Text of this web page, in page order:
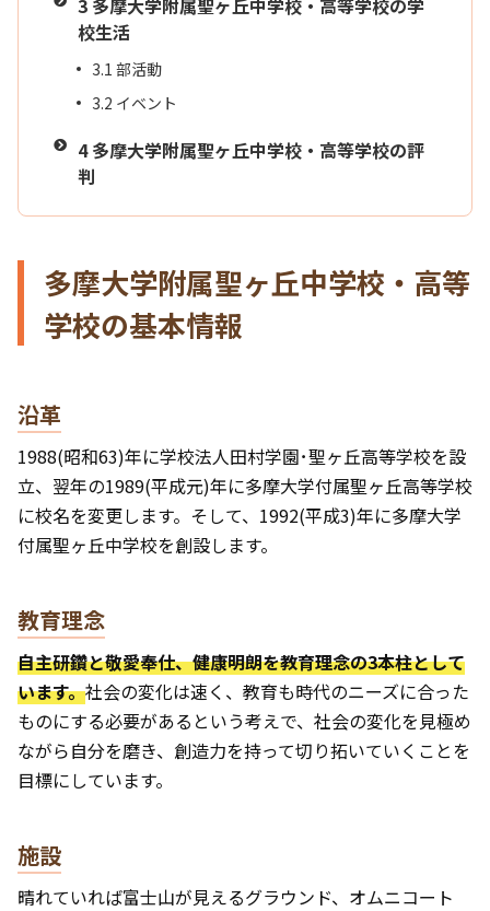
校生活
3.1 部活動
3.2 イベント
4多摩大学附属聖ヶ丘中学校・高等学校の評
判
多摩大学附属聖ヶ丘中学校・高等
学校の基本情報
沿革
1988(昭和63)年に学校法人田村学園･聖ヶ丘高等学校を設
立、翌年の1989(平成元)年に多摩大学付属聖ヶ丘高等学校
に校名を変更します。そして、1992(平成3)年に多摩大学
付属聖ヶ丘中学校を創設します。
教育理念
自主研鑽と敬愛奉仕、健康明朗を教育理念の3本柱として
います。社会の変化は速く、教育も時代のニーズに合った
ものにする必要があるという考えで、社会の変化を見極め
ながら自分を磨き、創造力を持って切り拓いていくことを
目標にしています。
施設
晴れていれば富士山が見えるグラウンド、オムニコート